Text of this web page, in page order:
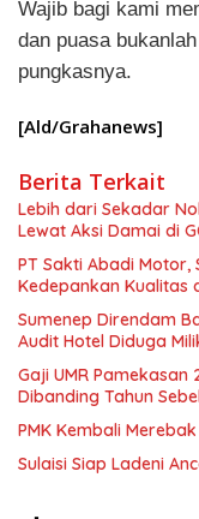
Wajib bagi kami
dan puasa
pungkasnya.
[Ald/Grahanews]
Berita Terkait
Lebih dari Sekadar
Lewat Aksi Damai di
PT Sakti Abadi
Kedepankan Kualitas
Sumenep Direndam
Audit Hotel Diduga
Gaji UMR Pamekasan
Dibanding Tahun
PMK Kembali
Sulaisi Siap Ladeni